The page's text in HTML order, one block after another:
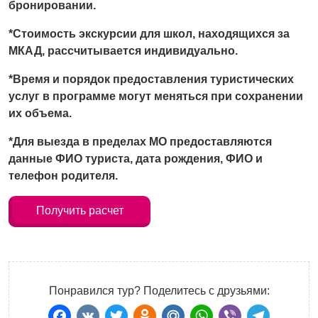
бронировании.
*Стоимость экскурсии для школ, находящихся за
МКАД, рассчитывается индивидуально.
*Время и порядок предоставления туристических
услуг в программе могут меняться при сохранении
их объема.
*Для выезда в пределах МО предоставляются
данные ФИО туриста, дата рождения, ФИО и
телефон родителя.
Получить расчет
Понравился тур? Поделитесь с друзьями: